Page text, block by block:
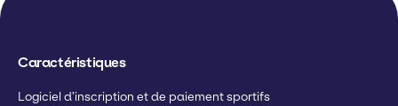
Caractéristiques
Logiciel d’inscription et de paiement sportifs